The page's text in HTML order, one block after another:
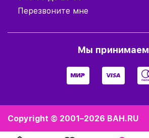
Перезвоните мне
Мы принимаем
Copyright © 2001–2026 BAH.RU